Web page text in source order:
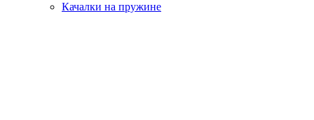
Качалки на пружине